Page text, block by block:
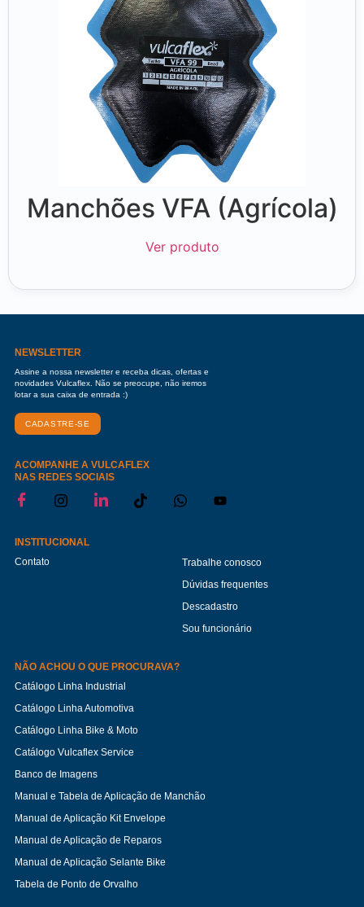
Manchões VFA (Agrícola)
Ver produto
NEWSLETTER
Assine a nossa newsletter e receba dicas, ofertas e
novidades Vulcaflex. Não se preocupe, não iremos
lotar a sua caixa de entrada :)
CADASTRE-SE
ACOMPANHE A VULCAFLEX
NAS REDES SOCIAIS
INSTITUCIONAL
Contato
Trabalhe conosco
Dúvidas frequentes
Descadastro
Sou funcionário
NÃO ACHOU O QUE PROCURAVA?
Catálogo Linha Industrial
Catálogo Linha Automotiva
Catálogo Linha Bike & Moto
Catálogo Vulcaflex Service
Banco de Imagens
Manual e Tabela de Aplicação de Manchão
Manual de Aplicação Kit Envelope
Manual de Aplicação de Reparos
Manual de Aplicação Selante Bike
Tabela de Ponto de Orvalho